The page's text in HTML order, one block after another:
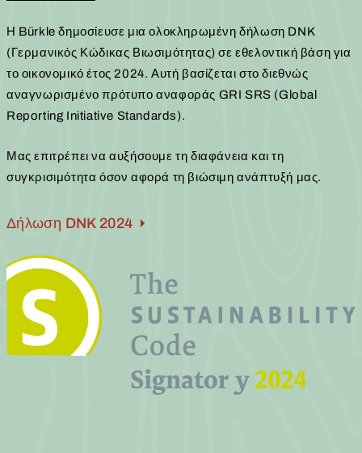
Η Bürkle δημοσίευσε μια ολοκληρωμένη δήλωση DNK
(Γερμανικός Κώδικας Βιωσιμότητας) σε εθελοντική βάση για
το οικονομικό έτος 2024. Αυτή βασίζεται στο διεθνώς
αναγνωρισμένο πρότυπο αναφοράς GRI SRS (Global
Reporting Initiative Standards).
Μας επιτρέπει να αυξήσουμε τη διαφάνεια και τη
συγκρισιμότητα όσον αφορά τη βιώσιμη ανάπτυξή μας.
Δήλωση DNK 2024